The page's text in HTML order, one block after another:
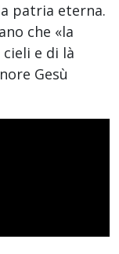
patria eterna.
che «la
e di là
Gesù